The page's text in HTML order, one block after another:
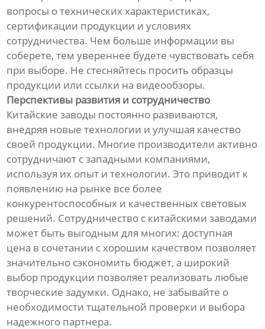
вопросы о технических характеристиках,
сертификации продукции и условиях
сотрудничества. Чем больше информации вы
соберете, тем увереннее будете чувствовать себя
при выборе. Не стесняйтесь просить образцы
продукции или ссылки на видеообзоры.
Перспективы развития и сотрудничество
Китайские заводы постоянно развиваются,
внедряя новые технологии и улучшая качество
своей продукции. Многие производители активно
сотрудничают с западными компаниями,
используя их опыт и технологии. Это приводит к
появлению на рынке все более
конкурентоспособных и качественных световых
решений. Сотрудничество с китайскими заводами
может быть выгодным для многих: доступная
цена в сочетании с хорошим качеством позволяет
значительно сэкономить бюджет, а широкий
выбор продукции позволяет реализовать любые
творческие задумки. Однако, не забывайте о
необходимости тщательной проверки и выбора
надежного партнера.